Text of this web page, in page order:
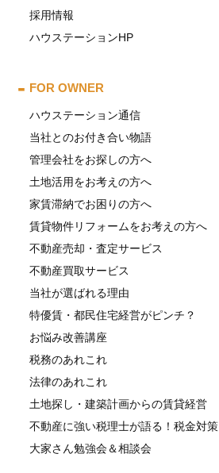
採用情報
ハウステーションHP
FOR OWNER
ハウステーション通信
当社とのお付き合い物語
管理会社をお探しの方へ
土地活用をお考えの方へ
家賃滞納でお困りの方へ
賃貸物件リフォームをお考えの方へ
不動産売却・査定サービス
不動産買取サービス
当社が選ばれる理由
特優賃・都民住宅経営がピンチ？
お悩み改善講座
税務のあれこれ
法律のあれこれ
土地探し・建築計画からの賃貸経営
不動産に強い税理士が語る！税金対策
大家さん勉強会＆相談会